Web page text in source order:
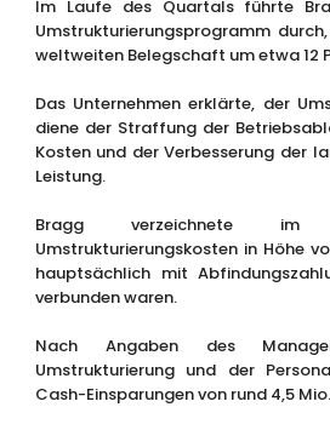
Im Laufe des Quartals führte
Umstrukturierungsprogramm
weltweiten Belegschaft um etwa 12
Das Unternehmen erklärte, der
diene der Straffung der
Kosten und der Verbesserung der
Leistung.
Bragg verzeichnete im
Umstrukturierungskosten in Höhe
hauptsächlich mit
verbunden waren.
Nach Angaben des
Umstrukturierung und der
Cash-Einsparungen von rund 4,5